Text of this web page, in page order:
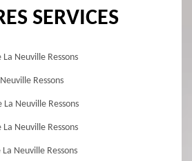
SERVICES
Neuville Ressons
Ressons
Neuville Ressons
Neuville Ressons
Neuville Ressons